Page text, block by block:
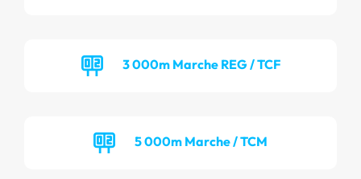
3 000m Marche REG / TCF
5 000m Marche / TCM